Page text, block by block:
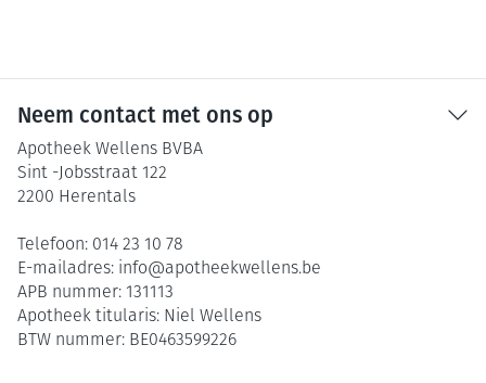
Neem contact met ons op
Apotheek Wellens BVBA
Sint -Jobsstraat 122
2200 Herentals
Telefoon: 014 23 10 78
E-mailadres: info@apotheekwellens.be
APB nummer: 131113
Apotheek titularis: Niel Wellens
BTW nummer: BE0463599226